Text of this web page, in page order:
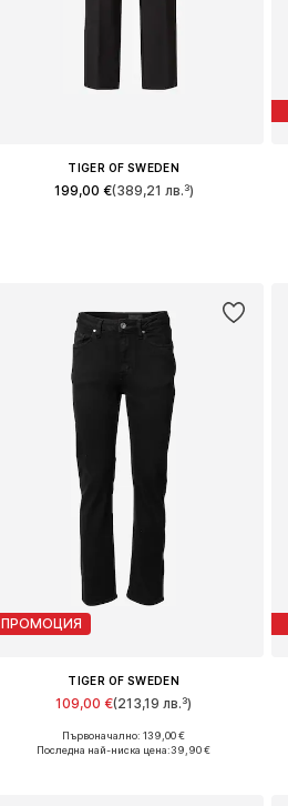
TIGER OF SWEDEN
199,00 €(389,21 лв.³)
ПРОМОЦИЯ
TIGER OF SWEDEN
109,00 €(213,19 лв.³)
Налични размери: 26 x 32, 27 x 32, 27 x 34
Първоначално: 139,00 €
Последна най-ниска цена:39,90 €